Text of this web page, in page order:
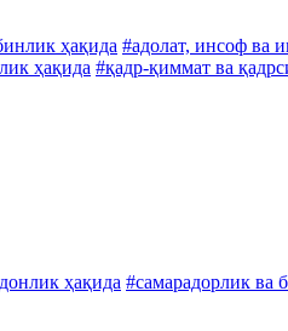
ҳақида #адолат, инсоф ва
ҳақида #қадр-қиммат ва
ҳақида #самарадорлик ва